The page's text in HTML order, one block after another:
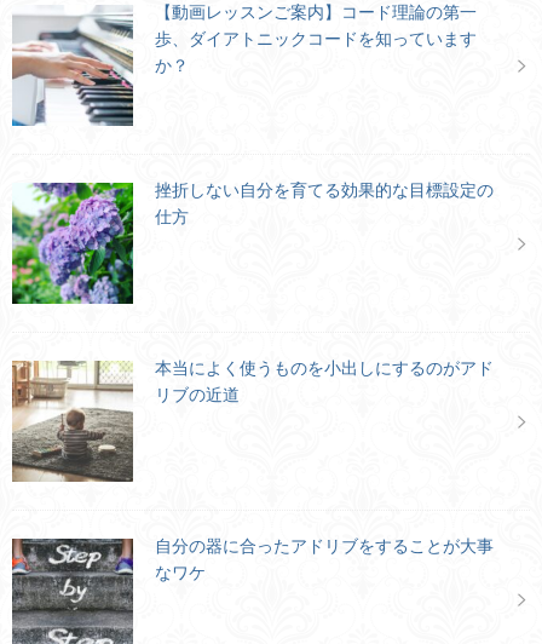
【動画レッスンご案内】コード理論の第一
歩、ダイアトニックコードを知っています
か？
挫折しない自分を育てる効果的な目標設定の
仕方
本当によく使うものを小出しにするのがアド
リブの近道
自分の器に合ったアドリブをすることが大事
なワケ